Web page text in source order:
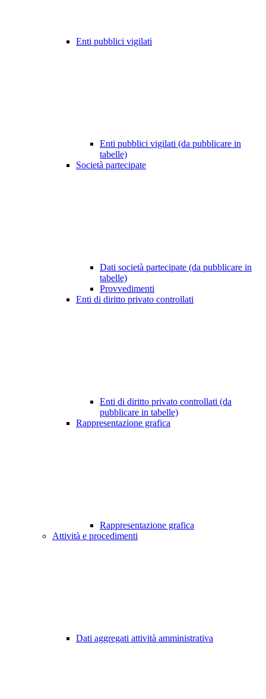
Enti pubblici vigilati
Enti pubblici vigilati (da pubblicare in
tabelle)
Società partecipate
Dati società partecipate (da pubblicare in
tabelle)
Provvedimenti
Enti di diritto privato controllati
Enti di diritto privato controllati (da
pubblicare in tabelle)
Rappresentazione grafica
Rappresentazione grafica
Attività e procedimenti
Dati aggregati attività amministrativa